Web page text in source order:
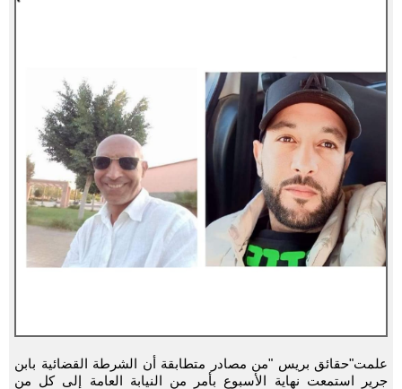
علمت"حقائق بريس "من مصادر متطابقة أن الشرطة القضائية بابن
جرير استمعت نهاية الأسبوع بأمر من النيابة العامة إلى كل من